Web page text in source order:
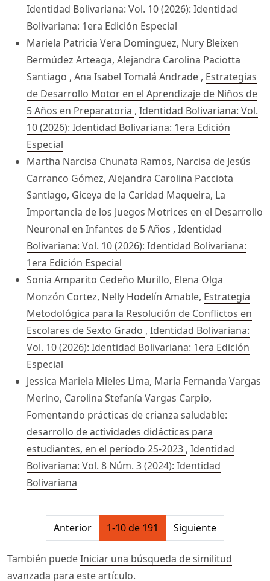
Identidad Bolivariana: Vol. 10 (2026): Identidad
Bolivariana: 1era Edición Especial
Mariela Patricia Vera Dominguez, Nury Bleixen
Bermúdez Arteaga, Alejandra Carolina Paciotta
Santiago , Ana Isabel Tomalá Andrade , Estrategias
de Desarrollo Motor en el Aprendizaje de Niños de
5 Años en Preparatoria , Identidad Bolivariana: Vol.
10 (2026): Identidad Bolivariana: 1era Edición
Especial
Martha Narcisa Chunata Ramos, Narcisa de Jesús
Carranco Gómez, Alejandra Carolina Pacciota
Santiago, Giceya de la Caridad Maqueira, La
Importancia de los Juegos Motrices en el Desarrollo
Neuronal en Infantes de 5 Años , Identidad
Bolivariana: Vol. 10 (2026): Identidad Bolivariana:
1era Edición Especial
Sonia Amparito Cedeño Murillo, Elena Olga
Monzón Cortez, Nelly Hodelín Amable, Estrategia
Metodológica para la Resolución de Conflictos en
Escolares de Sexto Grado , Identidad Bolivariana:
Vol. 10 (2026): Identidad Bolivariana: 1era Edición
Especial
Jessica Mariela Mieles Lima, María Fernanda Vargas
Merino, Carolina Stefanía Vargas Carpio,
Fomentando prácticas de crianza saludable:
desarrollo de actividades didácticas para
estudiantes, en el período 2S-2023 , Identidad
Bolivariana: Vol. 8 Núm. 3 (2024): Identidad
Bolivariana
##issue.pagination##
Anterior 1-10 de 191 Siguiente
También puedeIniciar una búsqueda de similitud
avanzada para este artículo.